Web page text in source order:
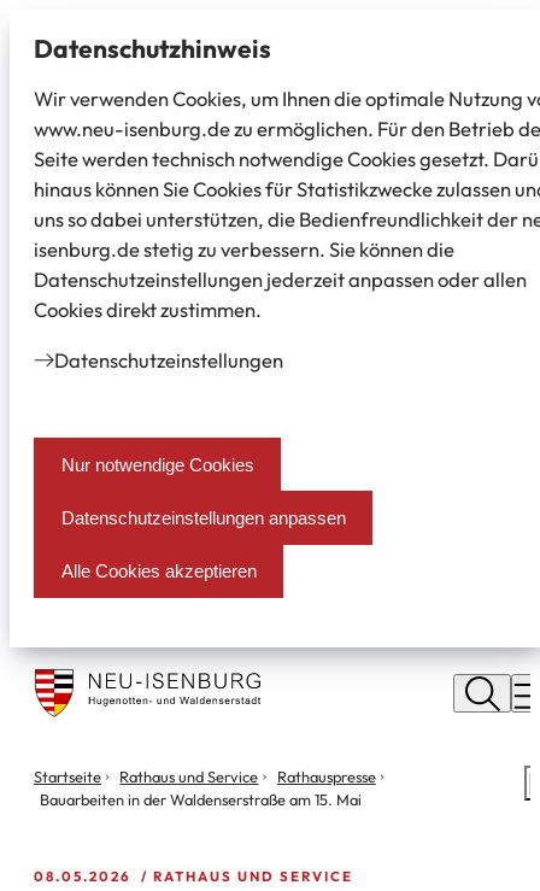
Datenschutz­hinweis
Wir verwenden Cookies, um Ihnen die optimale Nutzung
www.neu-isenburg.de zu ermöglichen. Für den Betrieb
Seite werden technisch notwendige Cookies gesetzt.
hinaus können Sie Cookies für Statistikzwecke zulassen
uns so dabei unterstützen, die Bedienfreundlichkeit der
isenburg.de stetig zu verbessern. Sie können die
Datenschutzeinstellungen jederzeit anpassen oder allen
Cookies direkt zustimmen.
Datenschutz­einstellungen
Nur notwendige Cookies
Datenschutzeinstellungen anpassen
Alle Cookies akzeptieren
Stadt
Neu
Isenburg
Sie
befinden
Startseite Rathaus und Service
Rathauspresse
Bauarbeiten in der Waldenserstraße am 15. Mai
08.05.2026 RATHAUS UND SERVICE